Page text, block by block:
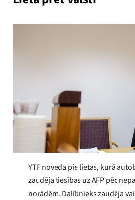
YTF noveda pie lietas, kurā
zaudēja tiesības uz AFP pēc
norādēm. Dalībnieks zaudēja